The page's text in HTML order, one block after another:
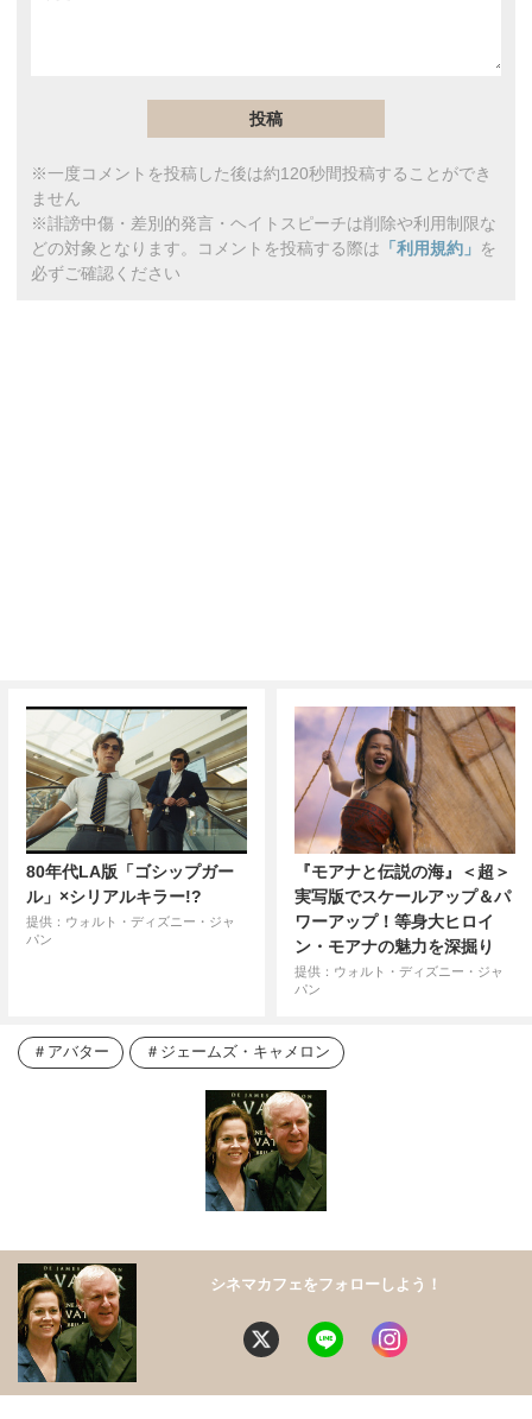
※一度コメントを投稿した後は約120秒間投稿することができ
ません
※誹謗中傷・差別的発言・ヘイトスピーチは削除や利用制限な
どの対象となります。コメントを投稿する際は 「利用規約」 を
必ずご確認ください
80年代LA版「ゴシップガー
ル」×シリアルキラー!?
提供：ウォルト・ディズニー・ジャ
パン
『モアナと伝説の海』＜超＞
実写版でスケールアップ＆パ
ワーアップ！等身大ヒロイ
ン・モアナの魅力を深掘り
提供：ウォルト・ディズニー・ジャ
パン
アバター ジェームズ・キャメロン
シネマカフェをフォローしよう！